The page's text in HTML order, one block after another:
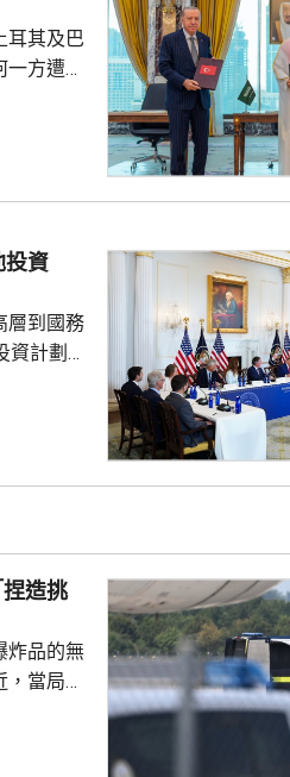
美元，
耳其及巴
方遭受
官員表
不過伊
投資
層到國務
計劃，
為世界
公司，投
造挑
炸品的無
當局認
捏造的